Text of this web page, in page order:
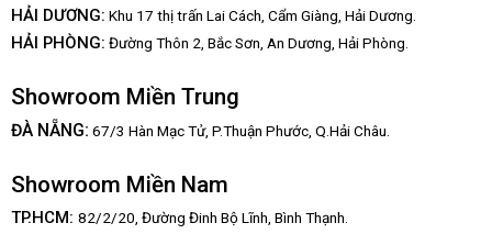
HẢI DƯƠNG: Khu 17 thị trấn Lai Cách, Cẩm Giàng, Hải Dương.
HẢI PHÒNG: Đường Thôn 2, Bắc Sơn, An Dương, Hải Phòng.
Showroom Miền Trung
ĐÀ NẴNG: 67/3 Hàn Mạc Tử, P.Thuận Phước, Q.Hải Châu.
Showroom Miền Nam
TP.HCM: 82/2/20, Đường Đinh Bộ Lĩnh, Bình Thạnh.